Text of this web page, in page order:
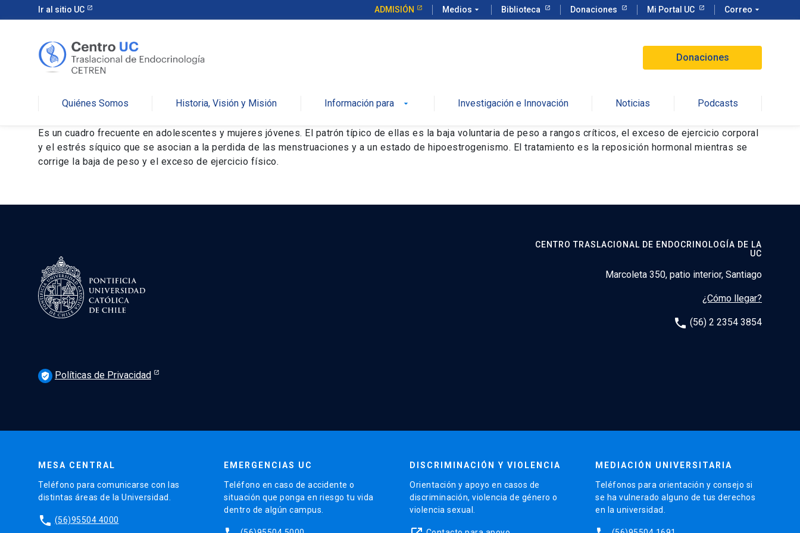
Ir al sitio UC ADMISIÓN Medios arrow_drop_down Biblioteca Donaciones Mi Portal UC Correo arrow_drop_down
Donaciones
Quiénes Somos Historia, Visión y Misión Información para Investigación e Innovación Noticias Podcasts
Es un cuadro frecuente en adolescentes y mujeres jóvenes. El patrón típico de ellas es la baja voluntaria de peso a rangos críticos, el exceso de ejercicio corporal
y el estrés síquico que se asocian a la perdida de las menstruaciones y a un estado de hipoestrogenismo. El tratamiento es la reposición hormonal mientras se
corrige la baja de peso y el exceso de ejercicio físico.
CENTRO TRASLACIONAL DE ENDOCRINOLOGÍA DE LA
UC
Marcoleta 350, patio interior, Santiago
¿Cómo llegar?
phone (56) 2 2354 3854
verified_user Políticas de Privacidad
MESA CENTRAL
Teléfono para comunicarse con las
distintas áreas de la Universidad.
phone (56)95504 4000
EMERGENCIAS UC
Teléfono en caso de accidente o
situación que ponga en riesgo tu vida
dentro de algún campus.
DISCRIMINACIÓN Y VIOLENCIA
Orientación y apoyo en casos de
discriminación, violencia de género o
violencia sexual.
MEDIACIÓN UNIVERSITARIA
Teléfonos para orientación y consejo si
se ha vulnerado alguno de tus derechos
en la universidad.